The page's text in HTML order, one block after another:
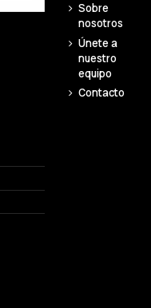
Sobre
nosotros
Únete a
nuestro
equipo
Contacto